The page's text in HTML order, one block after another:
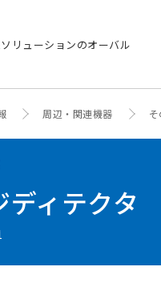
リューションのオーバル
周辺・関連機器
ディテクタ